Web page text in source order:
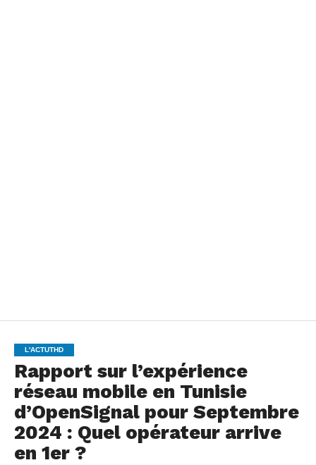
L'ACTUTHD
Rapport sur l’expérience
réseau mobile en Tunisie
d’OpenSignal pour Septembre
2024 : Quel opérateur arrive
en 1er ?